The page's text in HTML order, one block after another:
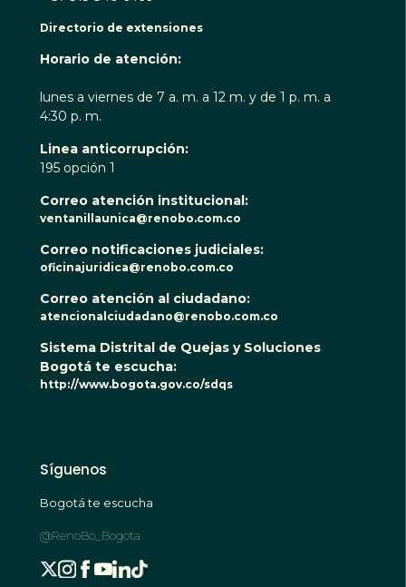
Directorio de extensiones
Horario de atención:
lunes a viernes de 7 a. m. a 12 m. y de 1 p. m. a
4:30 p. m.
Linea anticorrupción:
195 opción 1
Correo atención institucional:
ventanillaunica@renobo.com.co
Correo notificaciones judiciales:
oficinajuridica@renobo.com.co
Correo atención al ciudadano:
atencionalciudadano@renobo.com.co
Sistema Distrital de Quejas y Soluciones
Bogotá te escucha:
http://www.bogota.gov.co/sdqs
Síguenos
Bogotá te escucha
@RenoBo_Bogota